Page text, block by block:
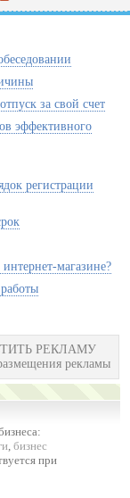
за свой счет
эффективного
регистрации
магазине?
РЕКЛАМУ
рекламы
,бизнес
при